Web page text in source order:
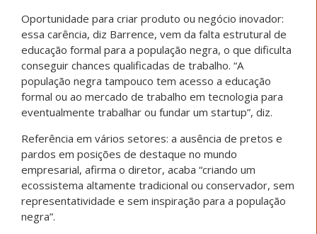
Oportunidade para criar produto ou negócio inovador:
essa carência, diz Barrence, vem da falta estrutural de
educação formal para a população negra, o que dificulta
conseguir chances qualificadas de trabalho. “A
população negra tampouco tem acesso a educação
formal ou ao mercado de trabalho em tecnologia para
eventualmente trabalhar ou fundar um startup”, diz.
Referência em vários setores: a ausência de pretos e
pardos em posições de destaque no mundo
empresarial, afirma o diretor, acaba “criando um
ecossistema altamente tradicional ou conservador, sem
representatividade e sem inspiração para a população
negra”.